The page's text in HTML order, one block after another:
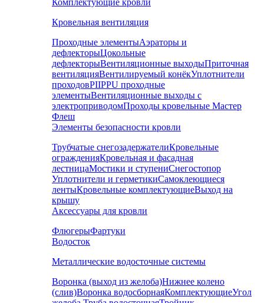
Комплектующие кровли
Кровельная вентиляция
Проходные элементыАэраторы и
дефлекторыЦокольные
дефлекторыВентиляционные выходыПриточная
вентиляцияВентилируемый конёкУплотнители
проходовPIIPPU проходные
элементыВентиляционные выходы с
электроприводомПроходы кровельные Мастер
Флеш
Элементы безопасности кровли
Трубчатые снегозадержателиКровельные
огражденияКровельная и фасадная
лестницаМостики и ступениСнегостопор
Уплотнители и герметикиСамоклеющиеся
лентыКровельные комплектующиеВыход на
крышу
Аксессуары для кровли
ФлюгерыФартуки
Водосток
Металлические водосточные системы
Воронка (выход из желоба)Нижнее колено
(слив)Воронка водосборнаяКомплектующиеУгол